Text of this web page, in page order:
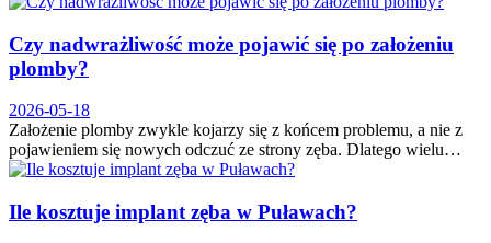
Czy nadwrażliwość może pojawić się po założeniu
plomby?
2026-05-18
Założenie plomby zwykle kojarzy się z końcem problemu, a nie z
pojawieniem się nowych odczuć ze strony zęba. Dlatego wielu…
Ile kosztuje implant zęba w Puławach?